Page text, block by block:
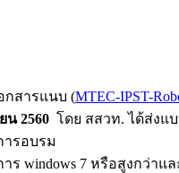
กสารแนบ (MTEC-IPST-
2560 โดย สสวท. ได้ส่งแ
รอบรม
windows 7 หรือสูงกว่าแ